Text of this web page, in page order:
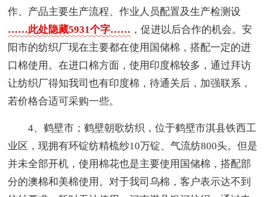
作、产品主要生产流程、作业人员配置及生产检测设
……此处隐藏5931个字…… ，促进以后合作的机会。安
阳市的纺织厂现在主要都在使用国储棉，搭配一定的进
口棉使用。在进口棉方面，使用印度棉较多，通过拜访
让纺织厂得知我司也有印度棉，待通关后，加强联系，
若价格合适可采购一些。
4、鹤壁市；鹤壁朝歌纺织，位于鹤壁市淇县铁西工
业区，现拥有环锭纺精梳纱10万锭、气流纺800头。但是
并未全部开机，使用棉花也是主要使用国储棉，搭配部
分的澳棉和美棉使用。对于我司乌棉，客户表示达不到